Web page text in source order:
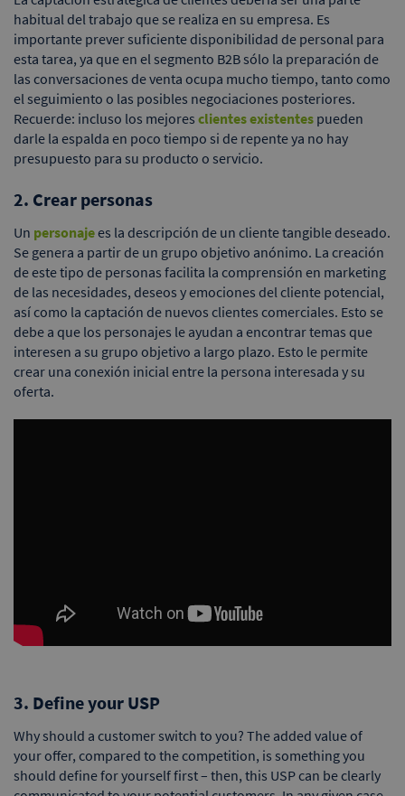
habitual del trabajo que se realiza en su empresa. Es
importante prever suficiente disponibilidad de personal para
esta tarea, ya que en el segmento B2B sólo la preparación de
las conversaciones de venta ocupa mucho tiempo, tanto como
el seguimiento o las posibles negociaciones posteriores.
Recuerde: incluso los mejores clientes existentes pueden
darle la espalda en poco tiempo si de repente ya no hay
presupuesto para su producto o servicio.
2. Crear personas
Un personajees la descripción de un cliente tangible deseado.
Se genera a partir de un grupo objetivo anónimo. La creación
de este tipo de personas facilita la comprensión en marketing
de las necesidades, deseos y emociones del cliente potencial,
así como la captación de nuevos clientes comerciales. Esto se
debe a que los personajes le ayudan a encontrar temas que
interesen a su grupo objetivo a largo plazo. Esto le permite
crear una conexión inicial entre la persona interesada y su
oferta.
3. Define your USP
Why should a customer switch to you? The added value of
your offer, compared to the competition, is something you
should define for yourself first – then, this USP can be clearly